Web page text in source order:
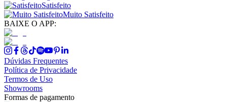
Satisfeito
Muito Satisfeito
BAIXE O APP:
Dúvidas Frequentes
Política de Privacidade
Termos de Uso
Showrooms
Formas de pagamento